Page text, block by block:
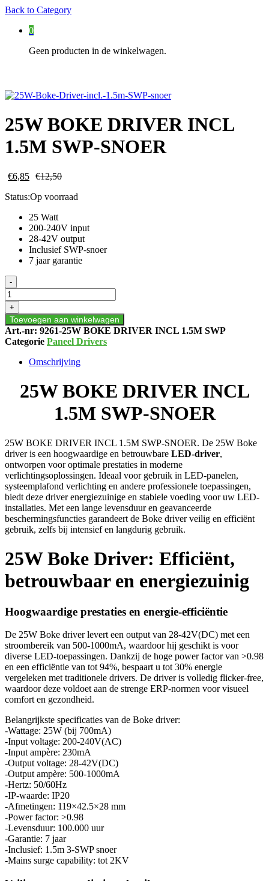
Back to Category
0
Geen producten in de winkelwagen.
25W BOKE DRIVER INCL
1.5M SWP-SNOER
€6,85 €12,50
Status:Op voorraad
25 Watt
200-240V input
28-42V output
Inclusief SWP-snoer
7 jaar garantie
25W
BOKE
DRIVER
INCL
1.5M
SWP-
SNOER
-
+
Toevoegen aan winkelwagen
Art.-nr: 9261-25W BOKE DRIVER INCL 1.5M SWP
Categorie Paneel Drivers
Omschrijving
25W BOKE DRIVER INCL
1.5M SWP-SNOER
25W BOKE DRIVER INCL 1.5M SWP-SNOER. De 25W Boke
driver is een hoogwaardige en betrouwbare LED-driver,
ontworpen voor optimale prestaties in moderne
verlichtingsoplossingen. Ideaal voor gebruik in LED-panelen,
systeemplafond verlichting en andere professionele toepassingen,
biedt deze driver energiezuinige en stabiele voeding voor uw LED-
installaties. Met een lange levensduur en geavanceerde
beschermingsfuncties garandeert de Boke driver veilig en efficiënt
gebruik, zelfs bij intensief en langdurig gebruik.
25W Boke Driver: Efficiënt,
betrouwbaar en energiezuinig
Hoogwaardige prestaties en energie-efficiëntie
De 25W Boke driver levert een output van 28-42V(DC) met een
stroombereik van 500-1000mA, waardoor hij geschikt is voor
diverse LED-toepassingen. Dankzij de hoge power factor van >0.98
en een efficiëntie van tot 94%, bespaart u tot 30% energie
vergeleken met traditionele drivers. De driver is volledig flicker-free,
waardoor deze voldoet aan de strenge ERP-normen voor visueel
comfort en gezondheid.
Belangrijkste specificaties van de Boke driver:
-Wattage: 25W (bij 700mA)
-Input voltage: 200-240V(AC)
-Input ampère: 230mA
-Output voltage: 28-42V(DC)
-Output ampère: 500-1000mA
-Hertz: 50/60Hz
-IP-waarde: IP20
-Afmetingen: 119×42.5×28 mm
-Power factor: >0.98
-Levensduur: 100.000 uur
-Garantie: 7 jaar
-Inclusief: 1.5m 3-SWP snoer
-Mains surge capability: tot 2KV